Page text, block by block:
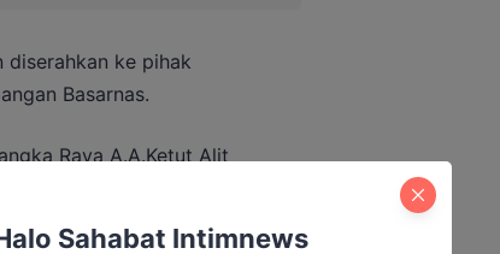
diserahkan ke pihak
Basarnas.
Raya A.A.Ketut Alit
maka secara resmi
Sahabat Intimnews